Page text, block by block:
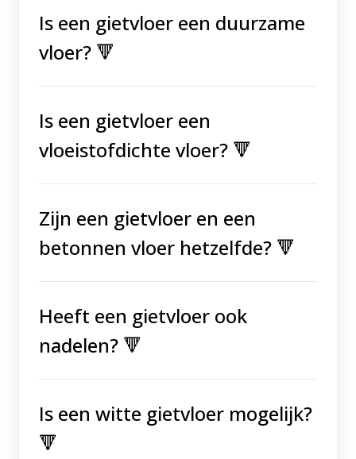
Is een gietvloer een duurzame
vloer? 🔻
Is een gietvloer een
vloeistofdichte vloer? 🔻
Zijn een gietvloer en een
betonnen vloer hetzelfde? 🔻
Heeft een gietvloer ook
nadelen? 🔻
Is een witte gietvloer mogelijk?
🔻